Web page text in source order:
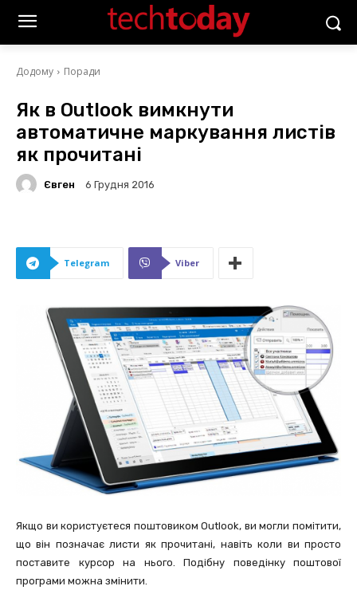
Додому Поради
Як в Outlook вимкнути
автоматичне маркування листів
як прочитані
Євген 6 Грудня 2016
Telegram Viber
Якщо ви користуєтеся поштовиком Outlook, ви могли помітити,
що він позначає листи як прочитані, навіть коли ви просто
поставите курсор на нього. Подібну поведінку поштової
програми можна змінити.